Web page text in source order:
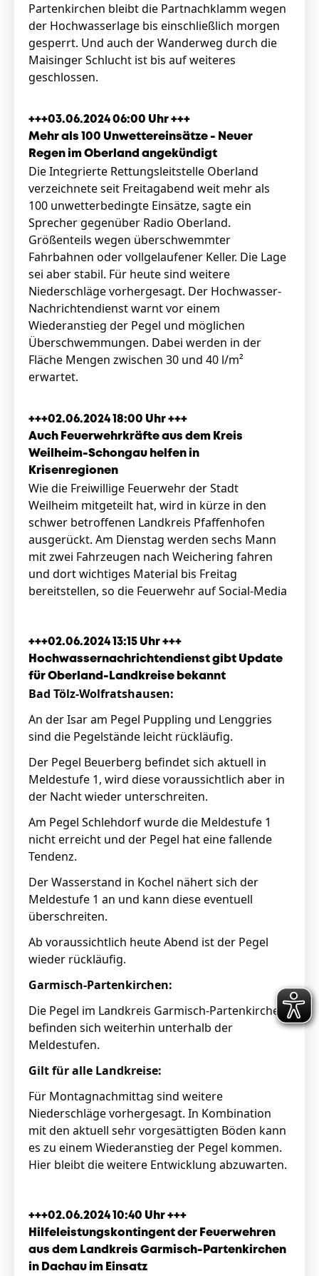
Partenkirchen bleibt die Partnachklamm wegen
der Hochwasserlage bis einschließlich morgen
gesperrt. Und auch der Wanderweg durch die
Maisinger Schlucht ist bis auf weiteres
geschlossen.
+++03.06.2024 06:00 Uhr +++
Mehr als 100 Unwettereinsätze - Neuer
Regen im Oberland angekündigt
Die Integrierte Rettungsleitstelle Oberland
verzeichnete seit Freitagabend weit mehr als
100 unwetterbedingte Einsätze, sagte ein
Sprecher gegenüber Radio Oberland.
Größenteils wegen überschwemmter
Fahrbahnen oder vollgelaufener Keller. Die Lage
sei aber stabil. Für heute sind weitere
Niederschläge vorhergesagt. Der Hochwasser-
Nachrichtendienst warnt vor einem
Wiederanstieg der Pegel und möglichen
Überschwemmungen. Dabei werden in der
Fläche Mengen zwischen 30 und 40 l/m²
erwartet.
+++02.06.2024 18:00 Uhr +++
Auch Feuerwehrkräfte aus dem Kreis
Weilheim-Schongau helfen in
Krisenregionen
Wie die Freiwillige Feuerwehr der Stadt
Weilheim mitgeteilt hat, wird in kürze in den
schwer betroffenen Landkreis Pfaffenhofen
ausgerückt. Am Dienstag werden sechs Mann
mit zwei Fahrzeugen nach Weichering fahren
und dort wichtiges Material bis Freitag
bereitstellen, so die Feuerwehr auf Social-Media
+++02.06.2024 13:15 Uhr +++
Hochwassernachrichtendienst gibt Update
für Oberland-Landkreise bekannt
Bad Tölz-Wolfratshausen:
An der Isar am Pegel Puppling und Lenggries
sind die Pegelstände leicht rückläufig.
Der Pegel Beuerberg befindet sich aktuell in
Meldestufe 1, wird diese voraussichtlich aber in
der Nacht wieder unterschreiten.
Am Pegel Schlehdorf wurde die Meldestufe 1
nicht erreicht und der Pegel hat eine fallende
Tendenz.
Der Wasserstand in Kochel nähert sich der
Meldestufe 1 an und kann diese eventuell
überschreiten.
Ab voraussichtlich heute Abend ist der Pegel
wieder rückläufig.
Garmisch-Partenkirchen:
Die Pegel im Landkreis Garmisch-Partenkirchen
befinden sich weiterhin unterhalb der
Meldestufen.
Gilt für alle Landkreise:
Für Montagnachmittag sind weitere
Niederschläge vorhergesagt. In Kombination
mit den aktuell sehr vorgesättigten Böden kann
es zu einem Wiederanstieg der Pegel kommen.
Hier bleibt die weitere Entwicklung abzuwarten.
+++02.06.2024 10:40 Uhr +++
Hilfeleistungskontingent der Feuerwehren
aus dem Landkreis Garmisch-Partenkirchen
in Dachau im Einsatz